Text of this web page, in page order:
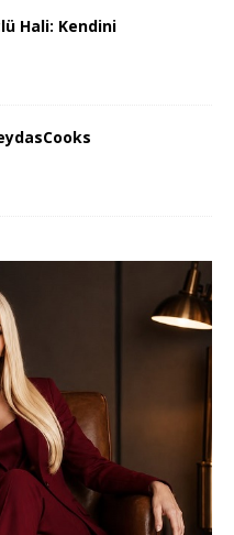
Hali: Kendini